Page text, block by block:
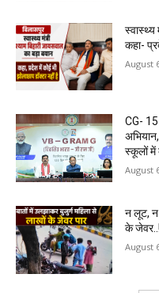
स्वास्थ्य
कहा-
August
CG-
स्कूलों में
August
न लूट, न
के
August